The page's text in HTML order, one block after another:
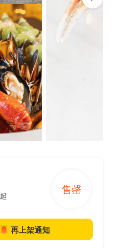
起
售罄
再上架通知